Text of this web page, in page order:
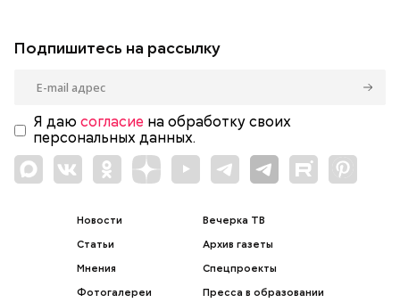
Подпишитесь на рассылку
Я даю согласие на обработку своих
персональных данных.
Новости
Статьи
Мнения
Фотогалереи
Вечерка ТВ
Архив газеты
Спецпроекты
Пресса в образовании